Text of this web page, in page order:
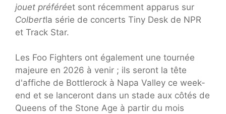
jouet préféréet sont récemment apparus sur
Colbertla série de concerts Tiny Desk de NPR
et Track Star.
Les Foo Fighters ont également une tournée
majeure en 2026 à venir ; ils seront la tête
d'affiche de Bottlerock à Napa Valley ce week-
end et se lanceront dans un stade aux côtés de
Queens of the Stone Age à partir du mois